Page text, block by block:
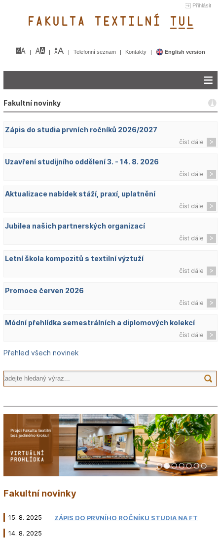
Přihlásit
FAKULTA TEXTILNÍ TUL&
Telefonní seznam Kontakty English version
Fakultní novinky
Zápis do studia prvních ročníků 2026/2027
číst dále
Uzavření studijního oddělení 3. - 14. 8. 2026
číst dále
Aktualizace nabídek stáží, praxí, uplatnění
číst dále
Jubilea našich partnerských organizací
číst dále
Letní škola kompozitů s textilní výztuží
číst dále
Promoce červen 2026
číst dále
Módní přehlídka semestrálních a diplomových kolekcí
číst dále
Přehled všech novinek
1 2 3 4 5 6 7
Fakultní novinky
15. 8. 2025 ZÁPIS DO PRVNÍHO ROČNÍKU STUDIA NA FT
14. 8. 2025